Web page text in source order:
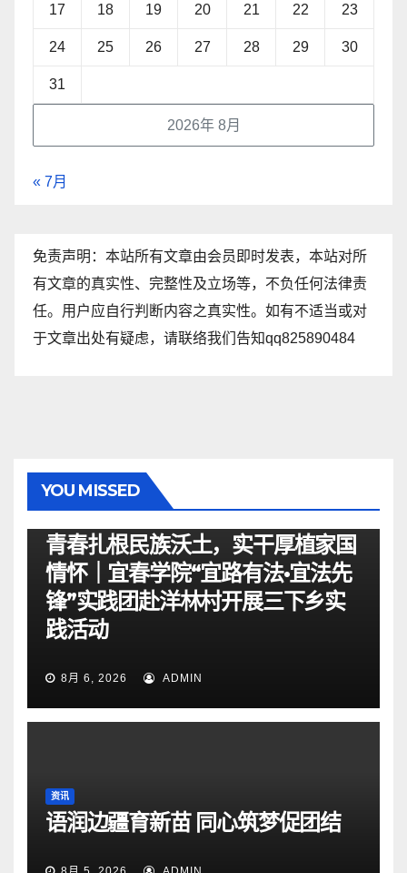
2026年 8月
17 18 19 20 21 22 23
24 25 26 27 28 29 30
31
« 7月
免责声明：本站所有文章由会员即时发表，本站对所
有文章的真实性、完整性及立场等，不负任何法律责
任。用户应自行判断内容之真实性。如有不适当或对
于文章出处有疑虑，请联络我们告知qq825890484
YOU MISSED
青春扎根民族沃土，实干厚植家国
情怀｜宜春学院“宜路有法•宜法先
锋”实践团赴洋林村开展三下乡实
践活动
8月 6, 2026 ADMIN
资讯
语润边疆育新苗 同心筑梦促团结